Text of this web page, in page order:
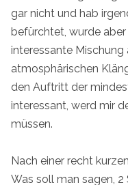
gar nicht und hab
befürchtet, wurde
interessante Mischung
atmosphärischen
den Auftritt der
interessant, werd mir
müssen.
Nach einer recht
Was soll man sagen,